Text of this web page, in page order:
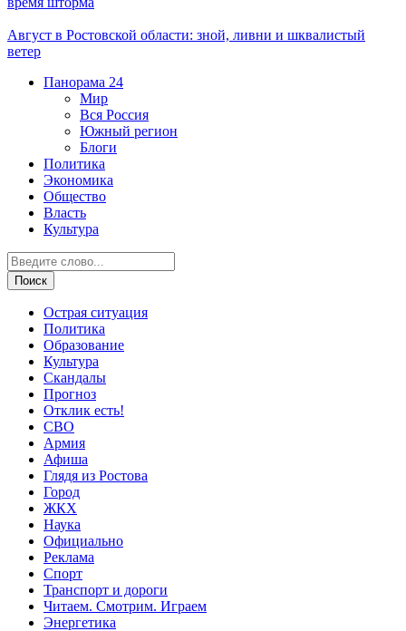
Август в Ростовской области: зной, ливни и шквалистый
ветер
Панорама 24
Мир
Вся Россия
Южный регион
Блоги
Политика
Экономика
Общество
Власть
Культура
Острая ситуация
Политика
Образование
Культура
Скандалы
Прогноз
Отклик есть!
СВО
Армия
Афиша
Глядя из Ростова
Город
ЖКХ
Наука
Официально
Реклама
Спорт
Транспорт и дороги
Читаем. Смотрим. Играем
Энергетика